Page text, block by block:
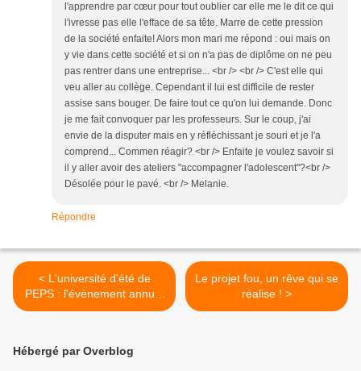
l'apprendre par cœur pour tout oublier car elle me le dit ce qui
l'ivresse pas elle l'efface de sa tête. Marre de cette pression
de la société enfaite! Alors mon mari me répond : oui mais on
y vie dans cette société et si on n'a pas de diplôme on ne peu
pas rentrer dans une entreprise... <br /> <br /> C'est elle qui
veu aller au collège. Cependant il lui est difficile de rester
assise sans bouger. De faire tout ce qu'on lui demande. Donc
je me fait convoquer par les professeurs. Sur le coup, j'ai
envie de la disputer mais en y réfléchissant je souri et je l'a
comprend... Commen réagir? <br /> Enfaite je voulez savoir si
il y aller avoir des ateliers "accompagner l'adolescent"?<br />
Désolée pour le pavé. <br /> Melanie.
Répondre
< L'université d'été de
PEPS : l'évènement annuel
de la parentalité positive !
Le projet fou, un rêve qui se
réalise ! >
Hébergé par Overblog